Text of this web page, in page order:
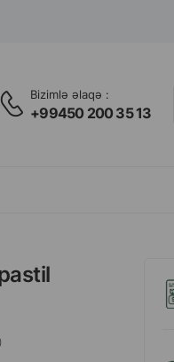
Bizimlə əlaqə :
+99450 200 35 13